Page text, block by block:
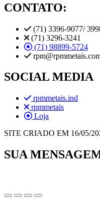
CONTATO:
(71) 3396-9077/
(71) 3296-3241
(71) 98899-5724
SOCIAL MEDIA
rpmmetais.ind
rpmmetais
Loja
SITE CRIADO EM 16/05/
SUA